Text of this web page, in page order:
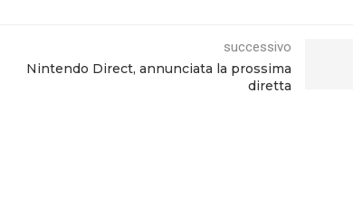
successivo
Nintendo Direct, annunciata la prossima
diretta